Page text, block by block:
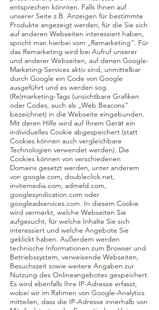
entsprechen könnten. Falls Ihnen auf
unserer Seite z.B. Anzeigen für bestimmte
Produkte angezeigt werden, für die Sie sich
auf anderen Webseiten interessiert haben,
spricht man hierbei vom „Remarketing“. Für
das Remarketing wird bei Aufruf unserer
und anderer Webseiten, auf denen Google-
Marketing-Services aktiv sind, unmittelbar
durch Google ein Code von Google
ausgeführt und es werden sog.
(Re)marketing-Tags (unsichtbare Grafiken
oder Codes, auch als „Web Beacons“
bezeichnet) in die Webseite eingebunden.
Mit deren Hilfe wird auf Ihrem Gerät ein
individuelles Cookie abgespeichert (statt
Cookies können auch vergleichbare
Technologien verwendet werden). Die
Cookies können von verschiedenen
Domains gesetzt werden, unter anderem
von google.com, doubleclick.net,
invitemedia.com, admeld.com,
googlesyndication.com oder
googleadservices.com. In diesem Cookie
wird vermerkt, welche Webseiten Sie
aufgesucht, für welche Inhalte Sie sich
interessiert und welche Angebote Sie
geklickt haben. Außerdem werden
technische Informationen zum Browser und
Betriebssystem, verweisende Webseiten,
Besuchszeit sowie weitere Angaben zur
Nutzung des Onlineangebotes gespeichert.
Es wird ebenfalls Ihre IP-Adresse erfasst,
wobei wir im Rahmen von Google-Analytics
mitteilen, dass die IP-Adresse innerhalb von